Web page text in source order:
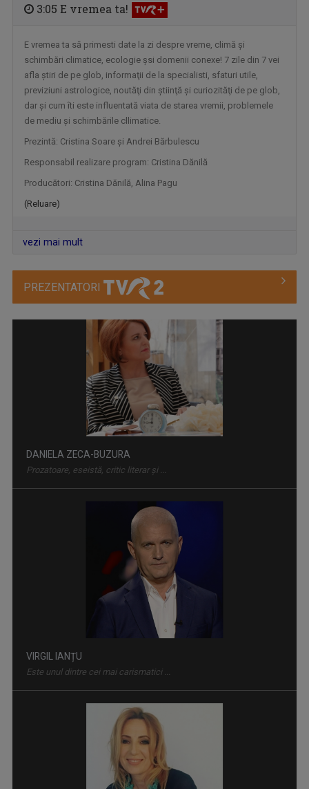
MOZAIKA
"Mozaika" este o producție a Redacției Alte ...
FĂRĂ PREJUDECĂȚI!
Nimic despre noi fără noi! - aceasta este ...
EDUCAȚIA LA PUTERE
Tot ce contează cu adevărat în educația din ...
3:05 E vremea ta!
E vremea ta să primesti date la zi despre vreme, climă şi
schimbări climatice, ecologie șsi domenii conexe! 7 zile din 7 vei
afla ştiri de pe glob, informaţii de la specialisti, sfaturi utile,
previziuni astrologice, noutăţi din ştiinţă şi curiozităţi de pe glob,
dar şi cum îti este influentată viata de starea vremii, problemele
de mediu şi schimbările cllimatice.
Prezintă: Cristina Soare şi Andrei Bărbulescu
Responsabil realizare program: Cristina Dănilă
Producători: Cristina Dănilă, Alina Pagu
(Reluare)
vezi mai mult
PREZENTATORI
VIRGIL IANȚU
Este unul dintre cei mai carismatici ...
IRINA PĂCURARIU
Irina Păcurariu este născută la Iaşi, la 23 ...